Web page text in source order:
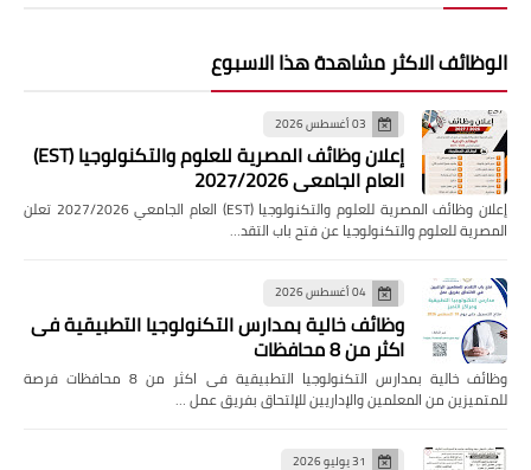
الوظائف الاكثر مشاهدة هذا الاسبوع
03 أغسطس 2026
إعلان وظائف المصرية للعلوم والتكنولوجيا (EST)
العام الجامعي 2027/2026
إعلان وظائف المصرية للعلوم والتكنولوجيا (EST) العام الجامعي 2027/2026 تعلن
المصرية للعلوم والتكنولوجيا عن فتح باب التقد…
04 أغسطس 2026
وظائف خالية بمدارس التكنولوجيا التطبيقية فى
اكثر من 8 محافظات
وظائف خالية بمدارس التكنولوجيا التطبيقية فى اكثر من 8 محافظات فرصة
للمتميزين من المعلمين والإداريين للإلتحاق بفريق عمل …
31 يوليو 2026